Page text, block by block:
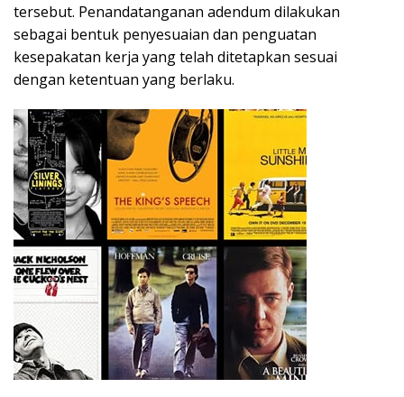
tersebut. Penandatanganan adendum dilakukan
sebagai bentuk penyesuaian dan penguatan
kesepakatan kerja yang telah ditetapkan sesuai
dengan ketentuan yang berlaku.